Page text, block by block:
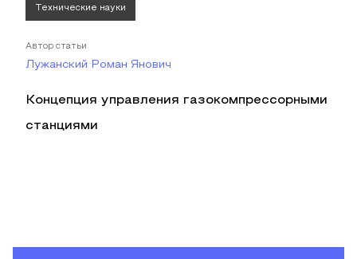
Технические науки
Автор статьи
Лужанский Роман Янович
Концепция управления газокомпрессорными
станциями